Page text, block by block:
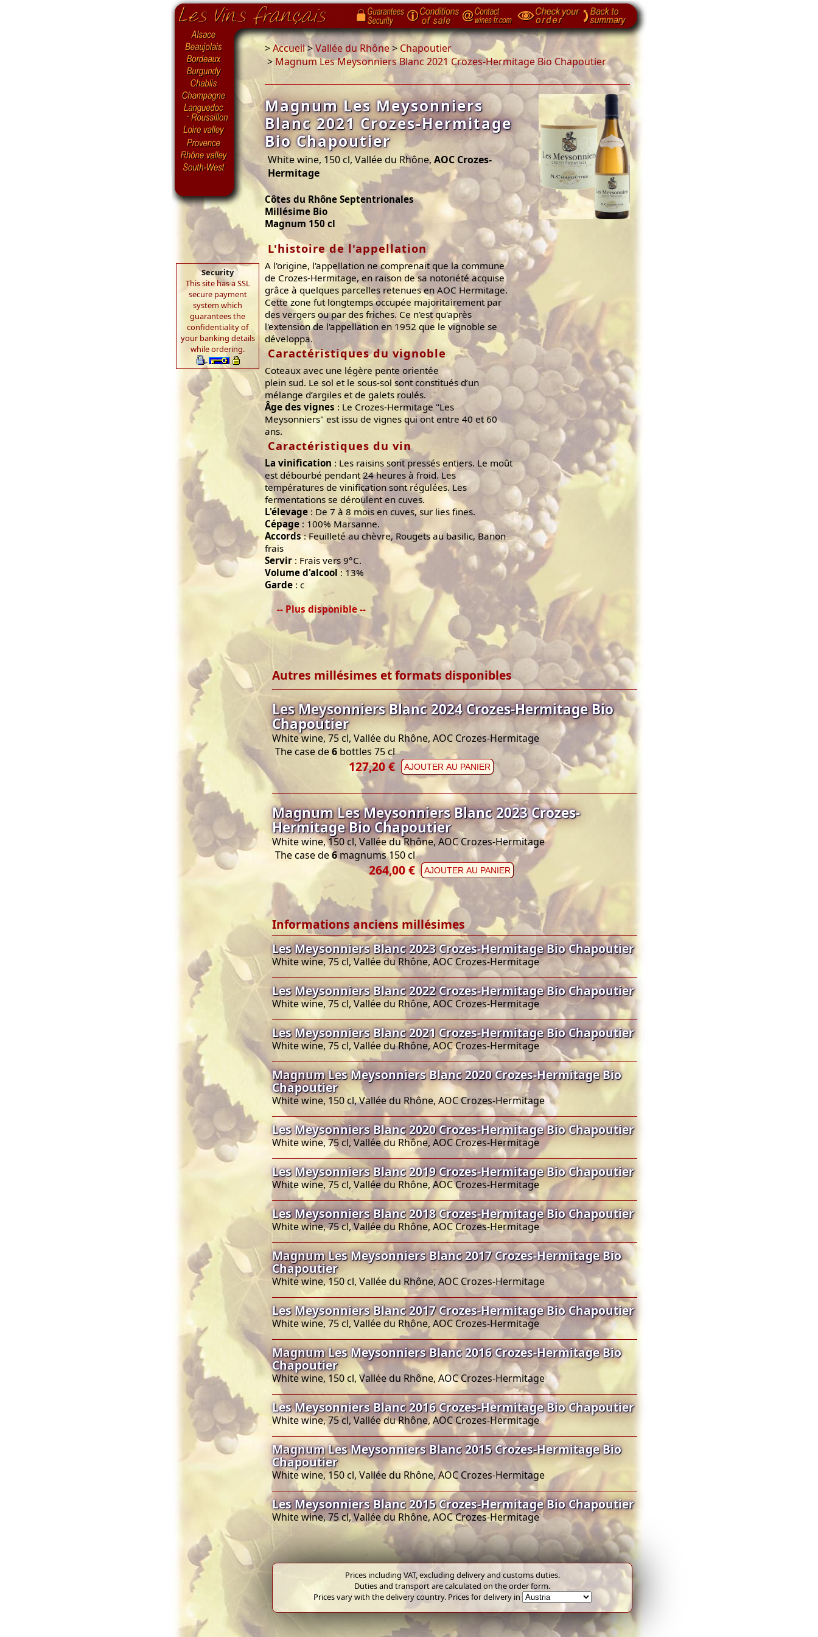
Security
This site has a SSL
secure payment
system which
guarantees the
confidentiality of
your banking details
while ordering.
>Accueil>Vallée du Rhône> Chapoutier
> Magnum Les Meysonniers Blanc 2021 Crozes-Hermitage Bio Chapoutier
Magnum Les Meysonniers
Blanc 2021 Crozes-Hermitage
Bio Chapoutier
White wine, 150 cl, Vallée du Rhône, AOC Crozes-
Hermitage
Côtes du Rhône Septentrionales
Millésime Bio
Magnum 150 cl
L'histoire de l'appellation
A l'origine, l'appellation ne comprenait que la commune
de Crozes-Hermitage, en raison de sa notoriété acquise
grâce à quelques parcelles retenues en AOC Hermitage.
Cette zone fut longtemps occupée majoritairement par
des vergers ou par des friches. Ce n'est qu'après
l'extension de l'appellation en 1952 que le vignoble se
développa.
Caractéristiques du vignoble
Coteaux avec une légère pente orientée
plein sud. Le sol et le sous-sol sont constitués d’un
mélange d’argiles et de galets roulés.
Âge des vignes : Le Crozes-Hermitage "Les
Meysonniers" est issu de vignes qui ont entre 40 et 60
ans.
Caractéristiques du vin
La vinification : Les raisins sont pressés entiers. Le moût
est débourbé pendant 24 heures à froid. Les
températures de vinification sont régulées. Les
fermentations se déroulent en cuves.
L'élevage : De 7 à 8 mois en cuves, sur lies fines.
Cépage : 100% Marsanne.
Accords: Feuilleté au chèvre, Rougets au basilic, Banon
frais
Servir : Frais vers 9°C.
Volume d'alcool : 13%
Garde : c
-- Plus disponible --
Autres millésimes et formats disponibles
Les Meysonniers Blanc 2024 Crozes-Hermitage Bio
Chapoutier
White wine, 75 cl, Vallée du Rhône, AOC Crozes-Hermitage
The case de6 bottles 75 cl
127,20 € AJOUTER AU PANIER
Magnum Les Meysonniers Blanc 2023 Crozes-
Hermitage Bio Chapoutier
White wine, 150 cl, Vallée du Rhône, AOC Crozes-Hermitage
The case de6magnums 150 cl
264,00 € AJOUTER AU PANIER
Informations anciens millésimes
Les Meysonniers Blanc 2023 Crozes-Hermitage Bio Chapoutier
White wine, 75 cl, Vallée du Rhône, AOC Crozes-Hermitage
Les Meysonniers Blanc 2022 Crozes-Hermitage Bio Chapoutier
White wine, 75 cl, Vallée du Rhône, AOC Crozes-Hermitage
Les Meysonniers Blanc 2021 Crozes-Hermitage Bio Chapoutier
White wine, 75 cl, Vallée du Rhône, AOC Crozes-Hermitage
Magnum Les Meysonniers Blanc 2020 Crozes-Hermitage Bio
Chapoutier
White wine, 150 cl, Vallée du Rhône, AOC Crozes-Hermitage
Les Meysonniers Blanc 2020 Crozes-Hermitage Bio Chapoutier
White wine, 75 cl, Vallée du Rhône, AOC Crozes-Hermitage
Les Meysonniers Blanc 2019 Crozes-Hermitage Bio Chapoutier
White wine, 75 cl, Vallée du Rhône, AOC Crozes-Hermitage
Les Meysonniers Blanc 2018 Crozes-Hermitage Bio Chapoutier
White wine, 75 cl, Vallée du Rhône, AOC Crozes-Hermitage
Magnum Les Meysonniers Blanc 2017 Crozes-Hermitage Bio
Chapoutier
White wine, 150 cl, Vallée du Rhône, AOC Crozes-Hermitage
Les Meysonniers Blanc 2017 Crozes-Hermitage Bio Chapoutier
White wine, 75 cl, Vallée du Rhône, AOC Crozes-Hermitage
Magnum Les Meysonniers Blanc 2016 Crozes-Hermitage Bio
Chapoutier
White wine, 150 cl, Vallée du Rhône, AOC Crozes-Hermitage
Les Meysonniers Blanc 2016 Crozes-Hermitage Bio Chapoutier
White wine, 75 cl, Vallée du Rhône, AOC Crozes-Hermitage
Magnum Les Meysonniers Blanc 2015 Crozes-Hermitage Bio
Chapoutier
White wine, 150 cl, Vallée du Rhône, AOC Crozes-Hermitage
Les Meysonniers Blanc 2015 Crozes-Hermitage Bio Chapoutier
White wine, 75 cl, Vallée du Rhône, AOC Crozes-Hermitage
Prices including VAT, excluding delivery and customs duties.
Duties and transport are calculated on the order form.
Prices vary with the delivery country. Prices for delivery in